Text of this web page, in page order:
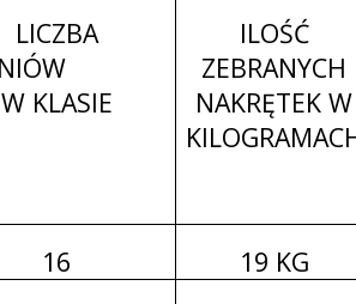
LICZBA
W KLASIE
ILOŚĆ
ZEBRANYCH
NAKRĘTEK W
16
19 KG